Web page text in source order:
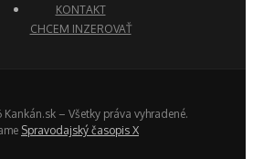
KONTAKT
CHCEM INZEROVAŤ
– Všetky práva vyhradené.
Spravodajský časopis X